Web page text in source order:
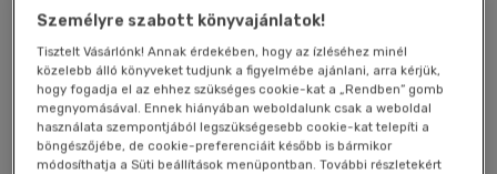
Magyar Olimpiai Lexikon -
Tokio Exkluziv
Rózsaligeti László, Hodák Sándor
Személyre szabott könyvajánlatok!
Tisztelt Vásárlónk! Annak érdekében, hogy az ízléséhez minél
közelebb álló könyveket tudjunk a figyelmébe ajánlani, arra kérjük,
hogy fogadja el az ehhez szükséges cookie-kat a „Rendben” gomb
megnyomásával. Ennek hiányában weboldalunk csak a weboldal
használata szempontjából legszükségesebb cookie-kat telepíti a
böngészőjébe, de cookie-preferenciáit később is bármikor
módosíthatja a Süti beállítások menüpontban. További részletekért